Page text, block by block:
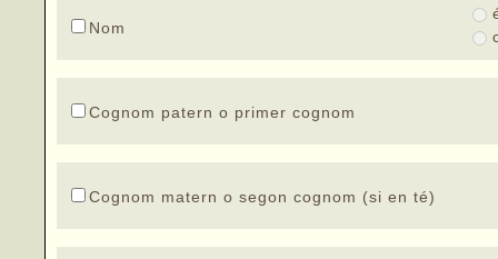
Nom
Cognom patern o primer cognom
Cognom matern o segon cognom (si en té)